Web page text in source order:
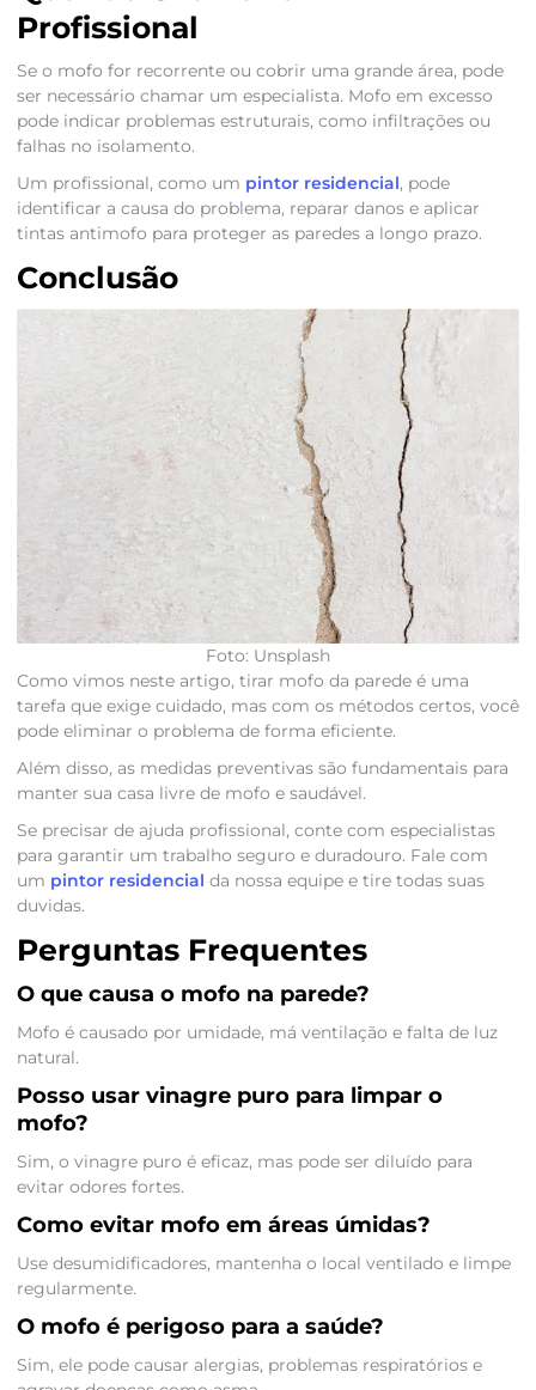
Profissional
Se o mofo for recorrente ou cobrir uma grande área, pode
ser necessário chamar um especialista. Mofo em excesso
pode indicar problemas estruturais, como infiltrações ou
falhas no isolamento.
Um profissional, como um pintor residencial, pode
identificar a causa do problema, reparar danos e aplicar
tintas antimofo para proteger as paredes a longo prazo.
Conclusão
Foto: Unsplash
Como vimos neste artigo, tirar mofo da parede é uma
tarefa que exige cuidado, mas com os métodos certos, você
pode eliminar o problema de forma eficiente.
Além disso, as medidas preventivas são fundamentais para
manter sua casa livre de mofo e saudável.
Se precisar de ajuda profissional, conte com especialistas
para garantir um trabalho seguro e duradouro. Fale com
um pintor residencial da nossa equipe e tire todas suas
duvidas.
Perguntas Frequentes
O que causa o mofo na parede?
Mofo é causado por umidade, má ventilação e falta de luz
natural.
Posso usar vinagre puro para limpar o
mofo?
Sim, o vinagre puro é eficaz, mas pode ser diluído para
evitar odores fortes.
Como evitar mofo em áreas úmidas?
Use desumidificadores, mantenha o local ventilado e limpe
regularmente.
O mofo é perigoso para a saúde?
Sim, ele pode causar alergias, problemas respiratórios e